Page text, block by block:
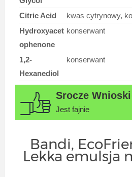
Citric Acid
kwas cytrynowy,
Hydroxyacet
ophenone
konserwant
1,2-
Hexanediol
konserwant
Jest fajnie
Bandi,
Lekka emulsja